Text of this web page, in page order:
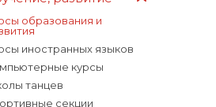
образования и
иностранных языков
курсы
танцев
секции